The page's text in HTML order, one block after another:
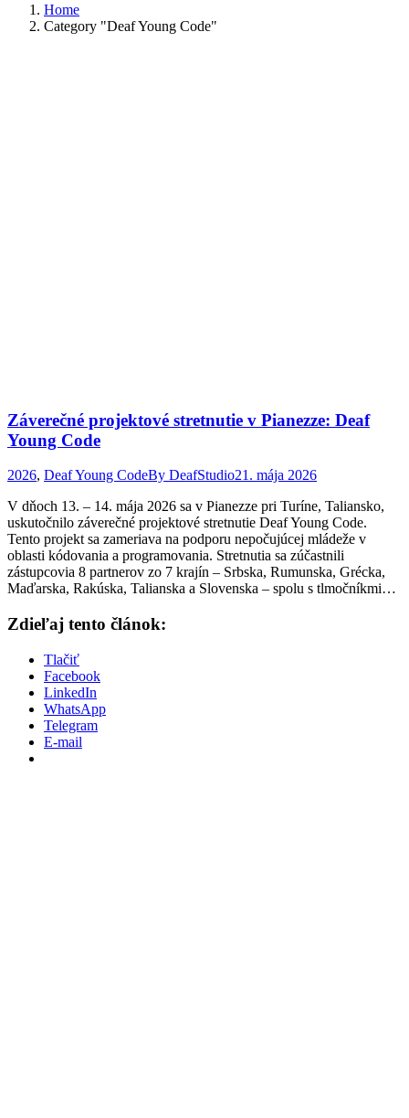
Home
Category "Deaf Young Code"
Záverečné projektové stretnutie v Pianezze: Deaf
Young Code
2026, Deaf Young CodeBy DeafStudio21. mája 2026
V dňoch 13. – 14. mája 2026 sa v Pianezze pri Turíne, Taliansko,
uskutočnilo záverečné projektové stretnutie Deaf Young Code.
Tento projekt sa zameriava na podporu nepočujúcej mládeže v
oblasti kódovania a programovania. Stretnutia sa zúčastnili
zástupcovia 8 partnerov zo 7 krajín – Srbska, Rumunska, Grécka,
Maďarska, Rakúska, Talianska a Slovenska – spolu s tlmočníkmi…
Zdieľaj tento článok:
Tlačiť
Facebook
LinkedIn
WhatsApp
Telegram
E-mail